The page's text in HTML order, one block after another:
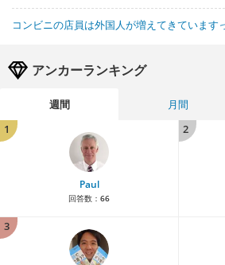
コンビニの店員は外国人が増えてきています
アンカーランキング
週間 月間
1
Paul
回答数： 66
2
3